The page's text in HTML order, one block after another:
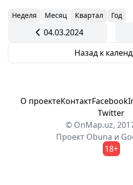
Неделя Месяц Квартал Год
04.03.2024
Назад к
О проектеКонтактFacebook
Twitter
© OnMap.uz,
Проект Obuna и
18+